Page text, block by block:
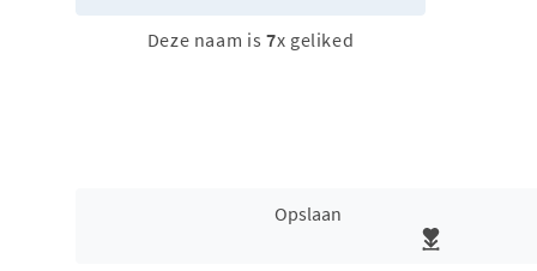
Deze naam is 7x geliked
Opslaan